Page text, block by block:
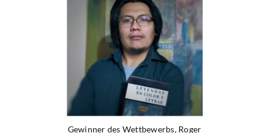
Gewinner des Wettbewerbs, Roger